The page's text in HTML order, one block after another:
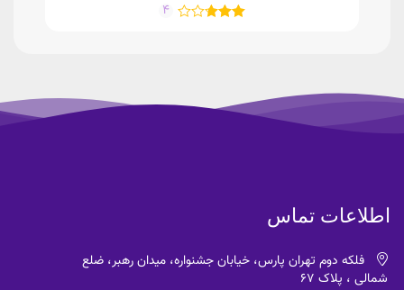
4
اطلاعات تماس
فلکه دوم تهران پارس، خیابان جشنواره، میدان رهبر، ضلع
شمالی ، پلاک 67